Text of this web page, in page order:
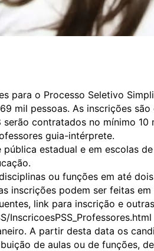
para o Processo Seletivo
mil pessoas. As inscrições
contratados no mínimo
guia-intérprete.
estadual e em escolas
ou funções em até
inscrições podem ser feitas
link para inscrição e
InscricoesPSS_Professores.html
A partir desta data os
de aulas ou de funções,